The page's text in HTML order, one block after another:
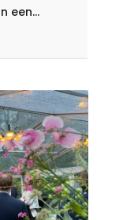
een...